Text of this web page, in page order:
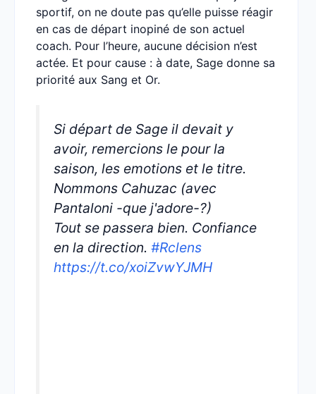
sportif, on ne doute pas qu’elle puisse réagir
en cas de départ inopiné de son actuel
coach. Pour l’heure, aucune décision n’est
actée. Et pour cause : à date, Sage donne sa
priorité aux Sang et Or.
Si départ de Sage il devait y
avoir, remercions le pour la
saison, les emotions et le titre.
Nommons Cahuzac (avec
Pantaloni -que j'adore-?)
Tout se passera bien. Confiance
en la direction. #Rclens
https://t.co/xoiZvwYJMH